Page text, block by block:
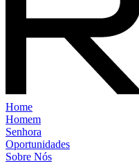
Home
Homem
Senhora
Oportunidades
Sobre Nós